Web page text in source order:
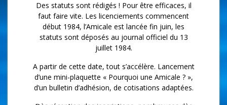
Des statuts sont rédigés ! Pour être efficaces, il
faut faire vite. Les licenciements commencent
début 1984, l’Amicale est lancée fin juin, les
statuts sont déposés au journal officiel du 13
juillet 1984.
A partir de cette date, tout s’accélère. Lancement
d’une mini-plaquette « Pourquoi une Amicale ? »,
d’un bulletin d’adhésion, de cotisations adaptées.